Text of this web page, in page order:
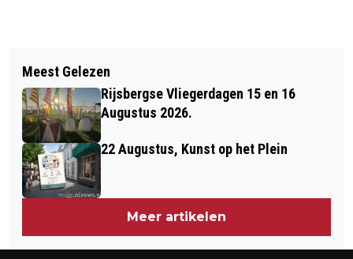
GOLFTOERNOOI LEVERT 7.000 EURO
OP VOOR MENSEN MET EEN
VERSTANDELIJKE BEPERKING
STADLANDER START
KETENSAMENWERKINGEN MET ACHT
PARTNERS
Meest Gelezen
Rijsbergse Vliegerdagen 15 en 16
Augustus 2026.
22 Augustus, Kunst op het Plein
Meer artikelen